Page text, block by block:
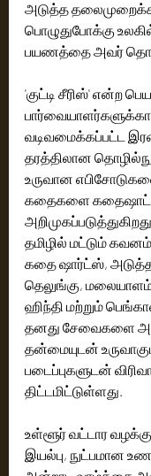
அடுத்த
பொழுதுபோக்கு
பயணத்தை அவர்
'குட்டி சீரிஸ்' என்ற
வடிவமைக்கப்பட்ட
தரத்திலான
உருவான
கதைகளை
தமிழில் மட்டும்
கதை ஷார்ட்ஸ், அடுத்த
தெலுங்கு,
ஹிந்தி மற்றும்
தனது சேவைகளை
தன்மையுடன்
படைப்புகளுடன்
திட்டமிட்டுள்ளது.
உள்ளூர் வட்டார
இயல்பு, நுட்பமான